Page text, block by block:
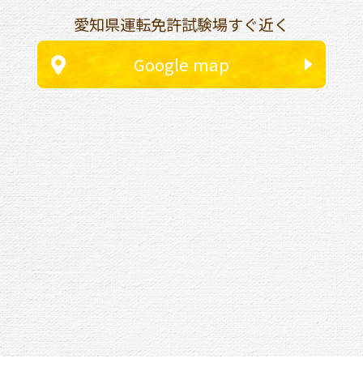
愛知県運転免許試験場すぐ近く
Google map